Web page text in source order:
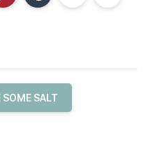
SOME SALT